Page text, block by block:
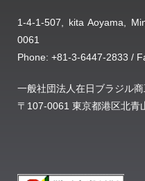
1-4-1-507, kita Aoyama,
0061
Phone: +81-3-6447-2833 /
一般社団法人在日ブラジル
〒107-0061 東京都港区北青